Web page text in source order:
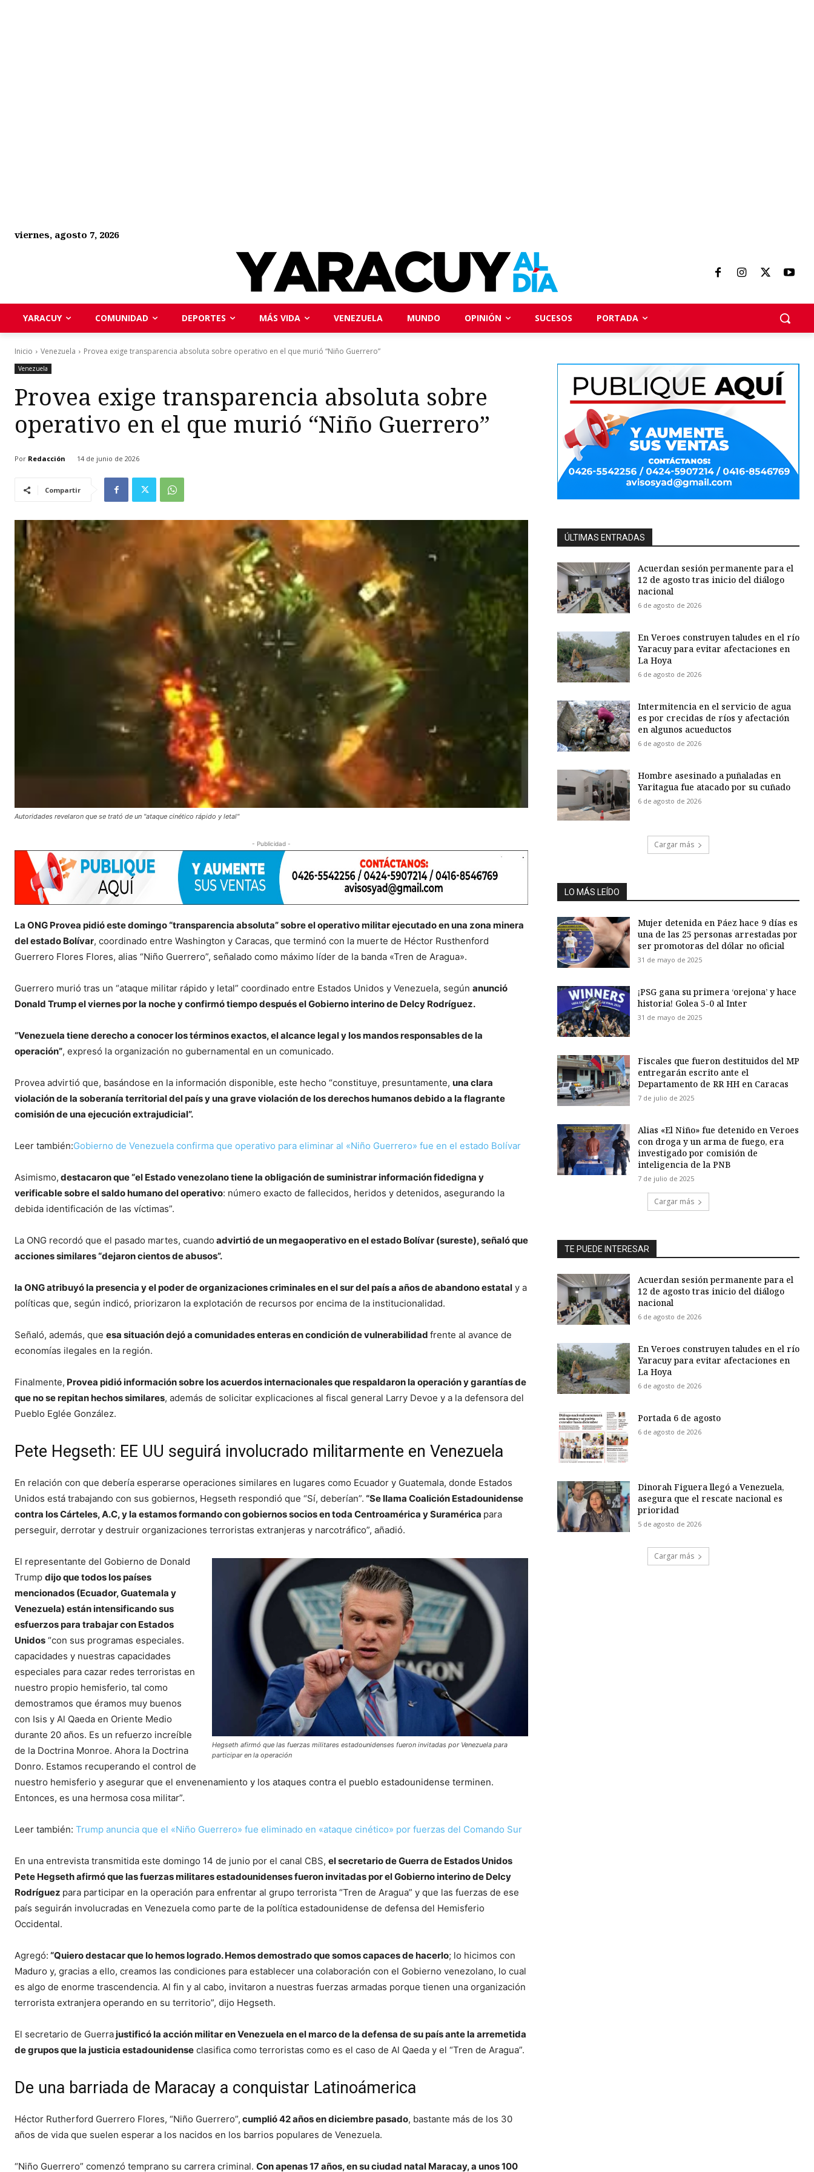
viernes, agosto 7, 2026
YARACUY COMUNIDAD DEPORTES MÁS VIDA VENEZUELA MUNDO OPINIÓN SUCESOS PORTADA
Inicio Venezuela Provea exige transparencia absoluta sobre operativo en el que murió “Niño Guerrero”
Venezuela
Provea exige transparencia absoluta sobre
operativo en el que murió “Niño Guerrero”
Por Redacción 14 de junio de 2026
Compartir
Autoridades revelaron que se trató de un "ataque cinético rápido y letal"
- Publicidad -
La ONG Provea pidió este domingo “transparencia absoluta” sobre el operativo militar ejecutado en una zona minera
del estado Bolívar, coordinado entre Washington y Caracas, que terminó con la muerte de Héctor Rusthenford
Guerrero Flores Flores, alias “Niño Guerrero”, señalado como máximo líder de la banda «Tren de Aragua».
Guerrero murió tras un “ataque militar rápido y letal” coordinado entre Estados Unidos y Venezuela, según anunció
Donald Trump el viernes por la noche y confirmó tiempo después el Gobierno interino de Delcy Rodríguez.
“Venezuela tiene derecho a conocer los términos exactos, el alcance legal y los mandos responsables de la
operación”, expresó la organización no gubernamental en un comunicado.
Provea advirtió que, basándose en la información disponible, este hecho “constituye, presuntamente, una clara
violación de la soberanía territorial del país y una grave violación de los derechos humanos debido a la flagrante
comisión de una ejecución extrajudicial”.
Leer también:Gobierno de Venezuela confirma que operativo para eliminar al «Niño Guerrero» fue en el estado Bolívar
Asimismo, destacaron que “el Estado venezolano tiene la obligación de suministrar información fidedigna y
verificable sobre el saldo humano del operativo: número exacto de fallecidos, heridos y detenidos, asegurando la
debida identificación de las víctimas”.
La ONG recordó que el pasado martes, cuando advirtió de un megaoperativo en el estado Bolívar (sureste), señaló que
acciones similares “dejaron cientos de abusos”.
la ONG atribuyó la presencia y el poder de organizaciones criminales en el sur del país a años de abandono estatal y a
políticas que, según indicó, priorizaron la explotación de recursos por encima de la institucionalidad.
Señaló, además, que esa situación dejó a comunidades enteras en condición de vulnerabilidad frente al avance de
economías ilegales en la región.
Finalmente, Provea pidió información sobre los acuerdos internacionales que respaldaron la operación y garantías de
que no se repitan hechos similares, además de solicitar explicaciones al fiscal general Larry Devoe y a la defensora del
Pueblo Eglée González.
Pete Hegseth: EE UU seguirá involucrado militarmente en Venezuela
En relación con que debería esperarse operaciones similares en lugares como Ecuador y Guatemala, donde Estados
Unidos está trabajando con sus gobiernos, Hegseth respondió que “Sí, deberían”. “Se llama Coalición Estadounidense
contra los Cárteles, A.C, y la estamos formando con gobiernos socios en toda Centroamérica y Suramérica para
perseguir, derrotar y destruir organizaciones terroristas extranjeras y narcotráfico”, añadió.
Hegseth afirmó que las fuerzas militares estadounidenses fueron invitadas por Venezuela para
participar en la operación
El representante del Gobierno de Donald
Trump dijo que todos los países
mencionados (Ecuador, Guatemala y
Venezuela) están intensificando sus
esfuerzos para trabajar con Estados
Unidos “con sus programas especiales.
capacidades y nuestras capacidades
especiales para cazar redes terroristas en
nuestro propio hemisferio, tal como
demostramos que éramos muy buenos
con Isis y Al Qaeda en Oriente Medio
durante 20 años. Es un refuerzo increíble
de la Doctrina Monroe. Ahora la Doctrina
Donro. Estamos recuperando el control de
nuestro hemisferio y asegurar que el envenenamiento y los ataques contra el pueblo estadounidense terminen.
Entonces, es una hermosa cosa militar”.
Leer también: Trump anuncia que el «Niño Guerrero» fue eliminado en «ataque cinético» por fuerzas del Comando Sur
En una entrevista transmitida este domingo 14 de junio por el canal CBS, el secretario de Guerra de Estados Unidos
Pete Hegseth afirmó que las fuerzas militares estadounidenses fueron invitadas por el Gobierno interino de Delcy
Rodríguez para participar en la operación para enfrentar al grupo terrorista “Tren de Aragua” y que las fuerzas de ese
país seguirán involucradas en Venezuela como parte de la política estadounidense de defensa del Hemisferio
Occidental.
Agregó: “Quiero destacar que lo hemos logrado. Hemos demostrado que somos capaces de hacerlo; lo hicimos con
Maduro y, gracias a ello, creamos las condiciones para establecer una colaboración con el Gobierno venezolano, lo cual
es algo de enorme trascendencia. Al fin y al cabo, invitaron a nuestras fuerzas armadas porque tienen una organización
terrorista extranjera operando en su territorio”, dijo Hegseth.
El secretario de Guerrajustificó la acción militar en Venezuela en el marco de la defensa de su país ante la arremetida
de grupos que la justicia estadounidense clasifica como terroristas como es el caso de Al Qaeda y el “Tren de Aragua”.
De una barriada de Maracay a conquistar Latinoámerica
Héctor Rutherford Guerrero Flores, “Niño Guerrero”, cumplió 42 años en diciembre pasado, bastante más de los 30
años de vida que suelen esperar a los nacidos en los barrios populares de Venezuela.
“Niño Guerrero” comenzó temprano su carrera criminal. Con apenas 17 años, en su ciudad natal Maracay, a unos 100
ÚLTIMAS ENTRADAS
Acuerdan sesión permanente para el
12 de agosto tras inicio del diálogo
nacional
6 de agosto de 2026
En Veroes construyen taludes en el río
Yaracuy para evitar afectaciones en
La Hoya
6 de agosto de 2026
Intermitencia en el servicio de agua
es por crecidas de ríos y afectación
en algunos acueductos
6 de agosto de 2026
Hombre asesinado a puñaladas en
Yaritagua fue atacado por su cuñado
6 de agosto de 2026
Cargar más
LO MÁS LEÍDO
Mujer detenida en Páez hace 9 días es
una de las 25 personas arrestadas por
ser promotoras del dólar no oficial
31 de mayo de 2025
¡PSG gana su primera ‘orejona’ y hace
historia! Golea 5-0 al Inter
31 de mayo de 2025
Fiscales que fueron destituidos del MP
entregarán escrito ante el
Departamento de RR HH en Caracas
7 de julio de 2025
Alias «El Niño» fue detenido en Veroes
con droga y un arma de fuego, era
investigado por comisión de
inteligencia de la PNB
7 de julio de 2025
Cargar más
TE PUEDE INTERESAR
Acuerdan sesión permanente para el
12 de agosto tras inicio del diálogo
nacional
6 de agosto de 2026
En Veroes construyen taludes en el río
Yaracuy para evitar afectaciones en
La Hoya
6 de agosto de 2026
Portada 6 de agosto
6 de agosto de 2026
Dinorah Figuera llegó a Venezuela,
asegura que el rescate nacional es
prioridad
5 de agosto de 2026
Cargar más